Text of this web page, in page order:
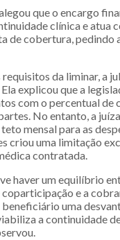
que o encargo
clínica e atua
de cobertura, pedindo
da liminar, a
explicou que a
com o percentual de
No entanto, a
mensal para as
criou uma limitação
contratada.
haver um equilíbrio
e a
uma
a continuidade